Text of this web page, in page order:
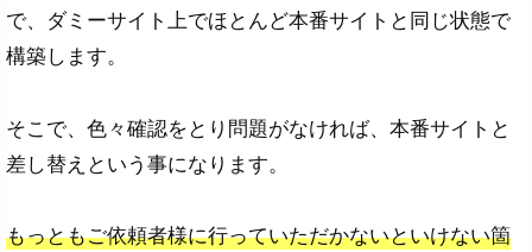
で、ダミーサイト上でほとんど本番サイトと同じ状態で
構築します。
そこで、色々確認をとり問題がなければ、本番サイトと
差し替えという事になります。
もっともご依頼者様に行っていただかないといけない箇